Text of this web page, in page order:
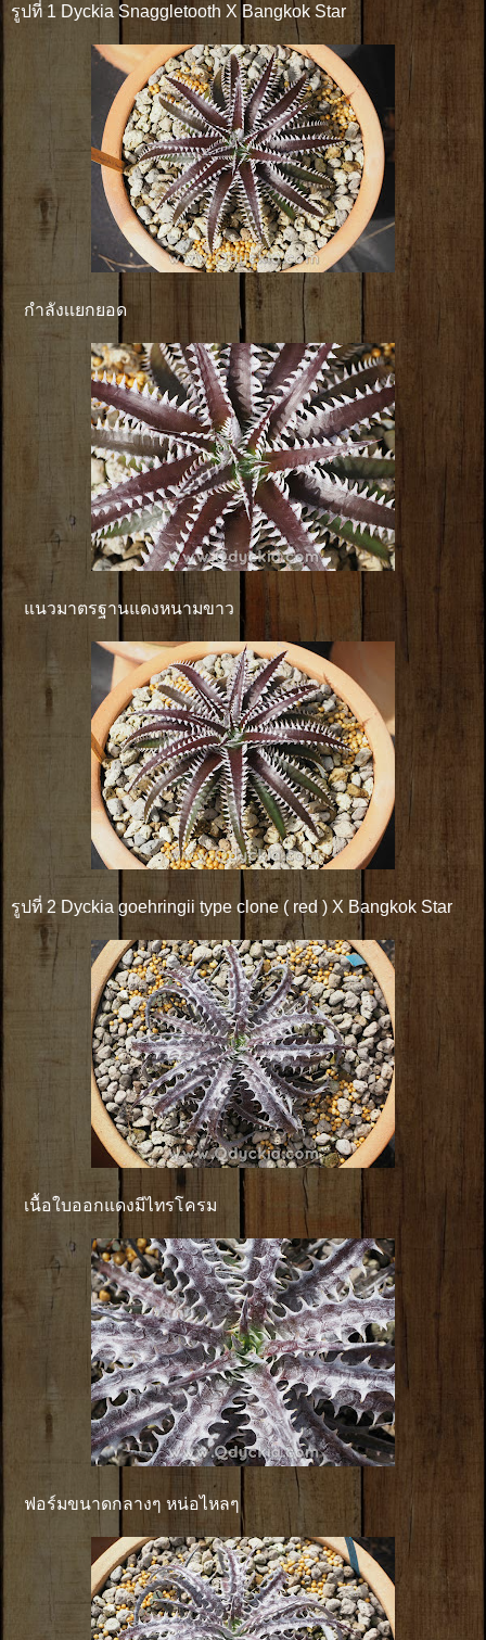
รูปที่ 1 Dyckia Snaggletooth X Bangkok Star
กำลังเเยกยอด
แนวมาตรฐานแดงหนามขาว
รูปที่ 2 Dyckia goehringii type clone ( red ) X Bangkok Star
เนื้อใบออกแดงมีไทรโครม
ฟอร์มขนาดกลางๆ หน่อไหลๆ